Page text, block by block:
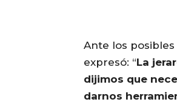
Ante los
expresó: “La
dijimos que
darnos